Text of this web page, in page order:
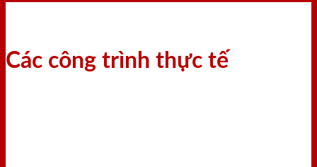
Các công trình thực tế